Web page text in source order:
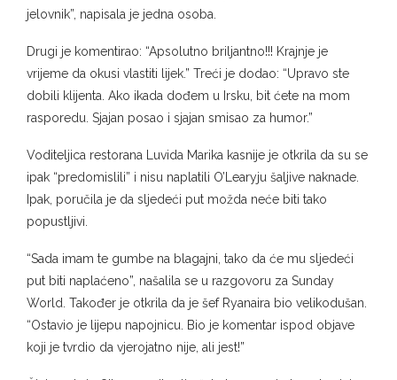
jelovnik”, napisala je jedna osoba.
Drugi je komentirao: “Apsolutno briljantno!!! Krajnje je
vrijeme da okusi vlastiti lijek.” Treći je dodao: “Upravo ste
dobili klijenta. Ako ikada dođem u Irsku, bit ćete na mom
rasporedu. Sjajan posao i sjajan smisao za humor.”
Voditeljica restorana Luvida Marika kasnije je otkrila da su se
ipak “predomislili” i nisu naplatili O’Learyju šaljive naknade.
Ipak, poručila je da sljedeći put možda neće biti tako
popustljivi.
“Sada imam te gumbe na blagajni, tako da će mu sljedeći
put biti naplaćeno”, našalila se u razgovoru za Sunday
World. Također je otkrila da je šef Ryanaira bio velikodušan.
“Ostavio je lijepu napojnicu. Bio je komentar ispod objave
koji je tvrdio da vjerojatno nije, ali jest!”